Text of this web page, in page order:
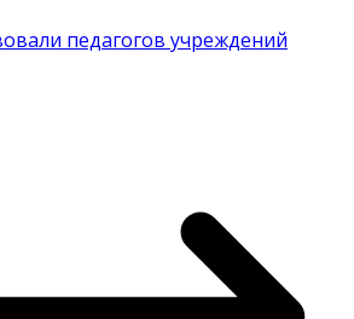
педагогов учреждений